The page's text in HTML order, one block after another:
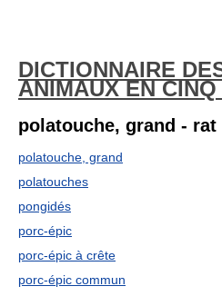
DICTIONNAIRE
ANIMAUX EN
polatouche, grand - rat
polatouche, grand
polatouches
pongidés
porc-épic
porc-épic à crête
porc-épic commun